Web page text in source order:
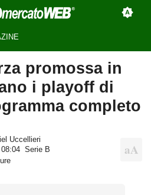
promossa in
i playoff di
completo
Uccellieri
Serie B